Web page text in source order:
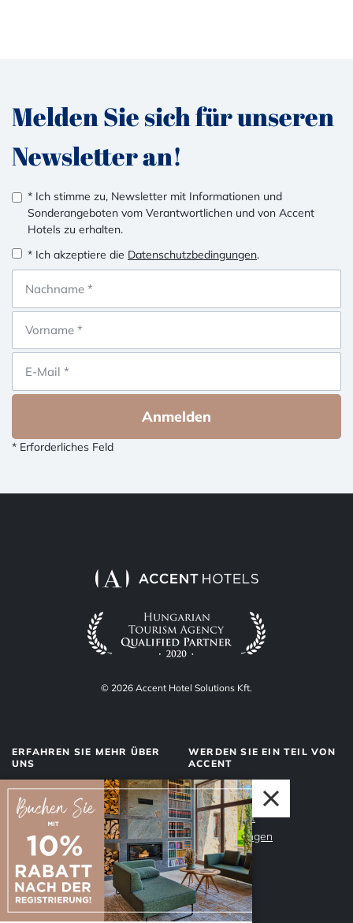
Melden Sie sich für unseren
Newsletter an!
* Ich stimme zu, Newsletter mit Informationen und
Sonderangeboten vom Verantwortlichen und von Accent
Hotels zu erhalten.
* Ich akzeptiere die Datenschutzbedingungen.
Anmelden
* Erforderliches Feld
© 2026 Accent Hotel Solutions Kft.
ERFAHREN SIE MEHR ÜBER
UNS
Über uns
Datenschutz
Impressum
Warum Accent?
WERDEN SIE EIN TEIL VON
ACCENT
Management
Dienstleistungen
Unser Team